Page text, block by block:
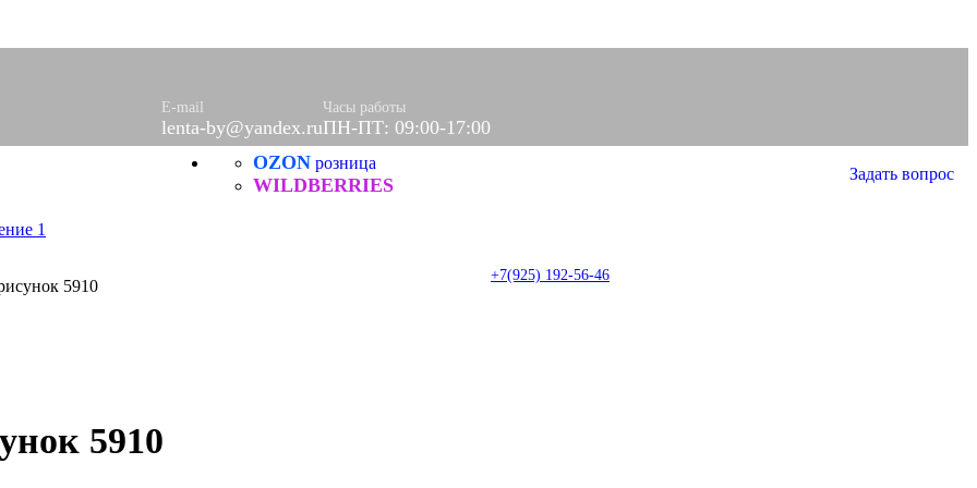
E-mail
lenta-by@yandex.ru
Часы работы
ПН-ПТ: 09:00-17:00
+7(925) 192-56-46
OZON розница
WILDBERRIES
Задать вопрос
5910
5910